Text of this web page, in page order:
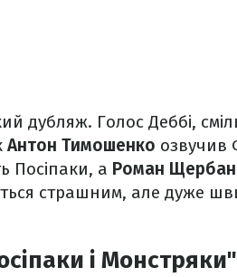
дубляж. Голос Деббі,
Антон Тимошенко озвучив
Посіпаки, а Роман Щербан
страшним, але дуже
і Монстряки"